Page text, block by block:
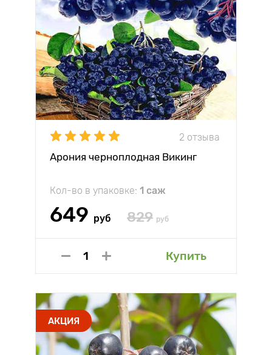
2 отзыва
Арония черноплодная Викинг
Кол-во в упаковке: 1 саж
649 руб 829 руб
Купить
АКЦИЯ